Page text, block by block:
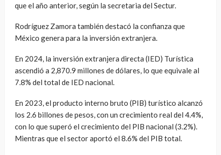
que el año anterior, según la secretaria del Sectur.
Rodríguez Zamora también destacó la confianza que
México genera para la inversión extranjera.
En 2024, la inversión extranjera directa (IED) Turística
ascendió a 2,870.9 millones de dólares, lo que equivale al
7.8% del total de IED nacional.
En 2023, el producto interno bruto (PIB) turístico alcanzó
los 2.6 billones de pesos, con un crecimiento real del 4.4%,
con lo que superó el crecimiento del PIB nacional (3.2%).
Mientras que el sector aportó el 8.6% del PIB total.